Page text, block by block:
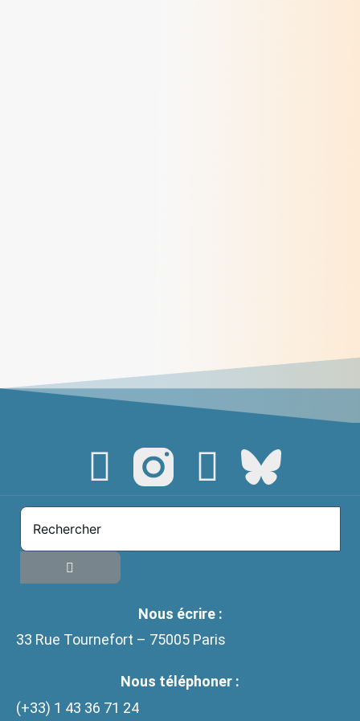
Nous écrire :
33 Rue Tournefort – 75005 Paris
Nous téléphoner :
(+33) 1 43 36 71 24